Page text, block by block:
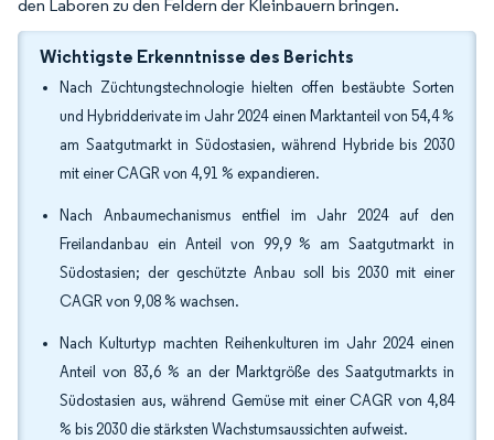
den Laboren zu den Feldern der Kleinbauern bringen.
Wichtigste Erkenntnisse des Berichts
Nach Züchtungstechnologie hielten offen bestäubte Sorten
und Hybridderivate im Jahr 2024 einen Marktanteil von 54,4 %
am Saatgutmarkt in Südostasien, während Hybride bis 2030
mit einer CAGR von 4,91 % expandieren.
Nach Anbaumechanismus entfiel im Jahr 2024 auf den
Freilandanbau ein Anteil von 99,9 % am Saatgutmarkt in
Südostasien; der geschützte Anbau soll bis 2030 mit einer
CAGR von 9,08 % wachsen.
Nach Kulturtyp machten Reihenkulturen im Jahr 2024 einen
Anteil von 83,6 % an der Marktgröße des Saatgutmarkts in
Südostasien aus, während Gemüse mit einer CAGR von 4,84
% bis 2030 die stärksten Wachstumsaussichten aufweist.